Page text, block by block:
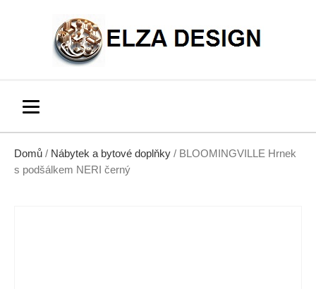
Domů / Nábytek a bytové doplňky / BLOOMINGVILLE Hrnek
s podšálkem NERI černý